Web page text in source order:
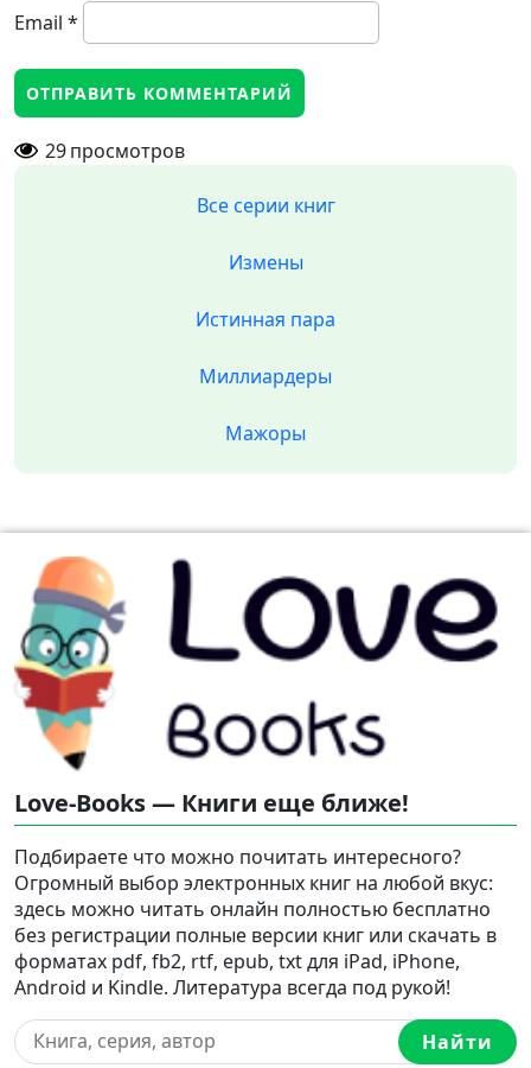
Email *
29просмотров
Все серии книг
Измены
Истинная пара
Миллиардеры
Мажоры
Love-Books — Книги еще ближе!
Подбираете что можно почитать интересного?
Огромный выбор электронных книг на любой вкус:
здесь можно читать онлайн полностью бесплатно
без регистрации полные версии книг или скачать в
форматах pdf, fb2, rtf, epub, txt для iPad, iPhone,
Android и Kindle. Литература всегда под рукой!
Найти